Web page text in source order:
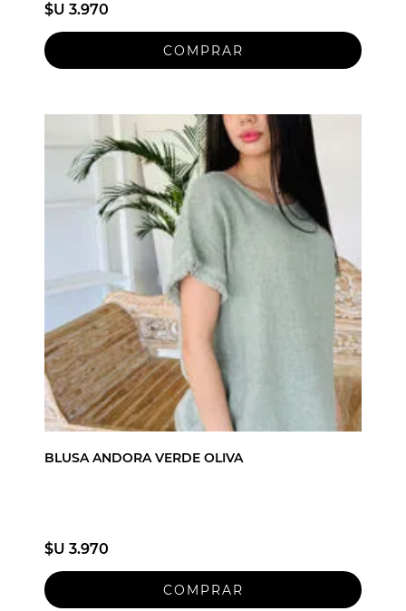
$U 3.970
BLUSA ANDORA VERDE OLIVA
$U 3.970